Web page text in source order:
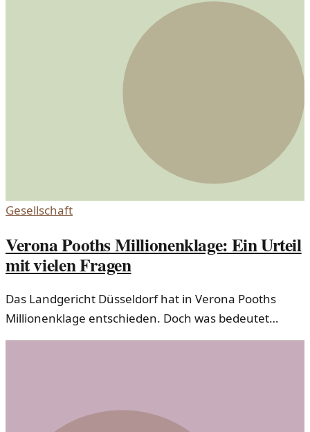
Gesellschaft
Verona Pooths Millionenklage: Ein Urteil
mit vielen Fragen
Das Landgericht Düsseldorf hat in Verona Pooths
Millionenklage entschieden. Doch was bedeutet
dieses Urteil für die Gesellschaft und die Medien?